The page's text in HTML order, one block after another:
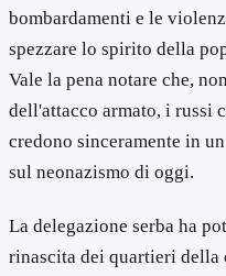
bombardamenti e le
spezzare lo spirito della
Vale la pena notare che,
dell'attacco armato, i russi
credono sinceramente in
sul neonazismo di oggi.
La delegazione serba ha
rinascita dei quartieri della